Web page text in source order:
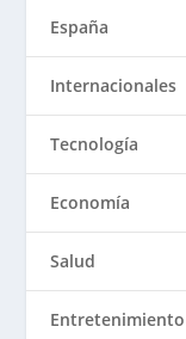
España
Internacionales
Tecnología
Economía
Salud
Entretenimiento